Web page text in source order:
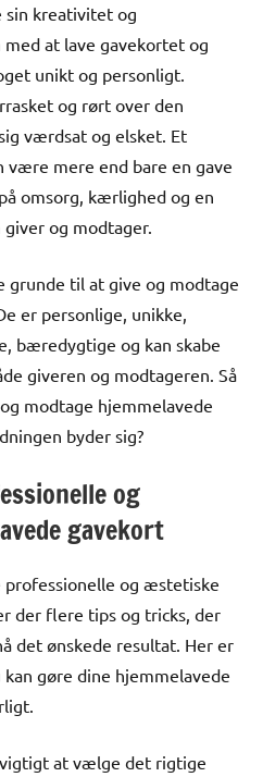
sin kreativitet og
at lave gavekortet og
unikt og personligt.
og rørt over den
værdsat og elsket. Et
være mere end bare en gave
omsorg, kærlighed og en
og modtager.
grunde til at give og modtage
er personlige, unikke,
bæredygtige og kan skabe
giveren og modtageren. Så
modtage hjemmelavede
byder sig?
og
gavekort
og æstetiske
der flere tips og tricks, der
det ønskede resultat. Her er
gøre dine hjemmelavede
at vælge det rigtige